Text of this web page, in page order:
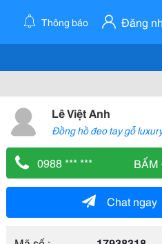
Thông báo Đăng
Lê Việt Anh
Đồng hồ đeo tay gỗ
0988 *** *** BẤM
Chat ngay